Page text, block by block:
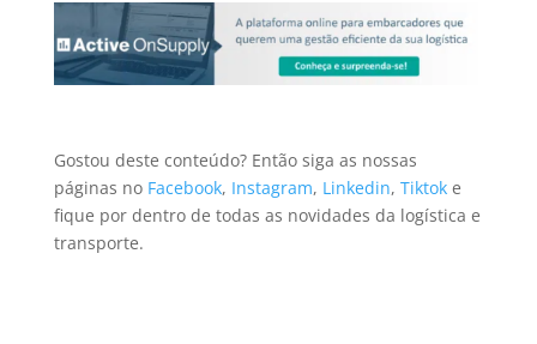
Gostou deste conteúdo? Então siga as nossas
páginas no Facebook, Instagram, Linkedin, Tiktoke
fique por dentro de todas as novidades da logística e
transporte.